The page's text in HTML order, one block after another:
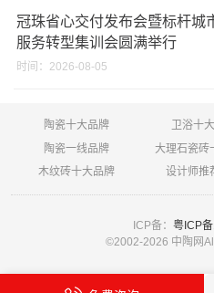
份；方向集团出海
冠珠省心交付发布会暨标杆城
服务转型集训会圆满举行
时间：2026-08-05
陶瓷十大品牌 卫浴十
陶瓷一线品牌
大理石瓷砖
木纹砖十大品牌
设计师推
ICP备： 粤ICP
©2002-2026 中陶网